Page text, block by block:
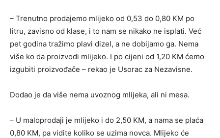
– Trenutno prodajemo mlijeko od 0,53 do 0,80 KM po
litru, zavisno od klase, i to nam se nikako ne isplati. Već
pet godina tražimo plavi dizel, a ne dobijamo ga. Nema
više ko da proizvodi mlijeko. I po cijeni od 1,20 KM ćemo
izgubiti proizvođače – rekao je Usorac za Nezavisne.
Dodao je da više nema uvoznog mlijeka, ali ni mesa.
– U maloprodaji je mlijeko i do 2,50 KM, a nama se plaća
0,80 KM, pa vidite koliko se uzima novca. Mlijeko će